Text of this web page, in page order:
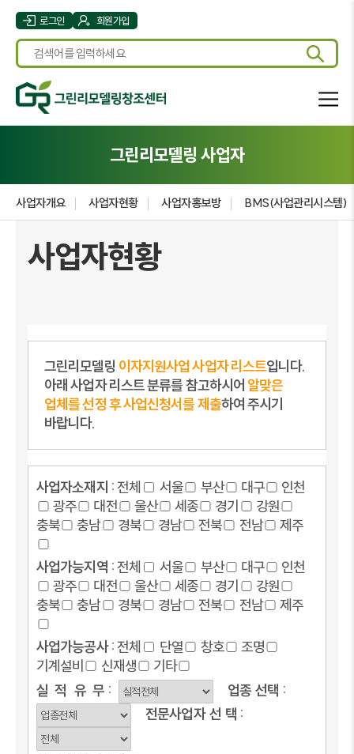
로그인 회원가입
그린리모델링 사업자
사업자개요 사업자현황 사업자홍보방 BMS(사업관리시스템)
사업자현황
그린리모델링 이자지원사업 사업자 리스트입니다.
아래 사업자 리스트 분류를 참고하시어 알맞은
업체를 선정 후 사업신청서를 제출하여 주시기
바랍니다.
사업자소재지 :전체 서울 부산 대구
인천
광주
대전 울산 세종 경기
강원
충북
충남 경북 경남 전북 전남 제주
사업가능지역 :전체 서울 부산 대구
인천
광주
대전 울산 세종 경기
강원
충북
충남 경북 경남 전북 전남 제주
사업가능공사 :전체 단열 창호
조명
기계설비
신재생
기타
실 적 유 무 : 업종 선택 :
전문사업자 선 택 :